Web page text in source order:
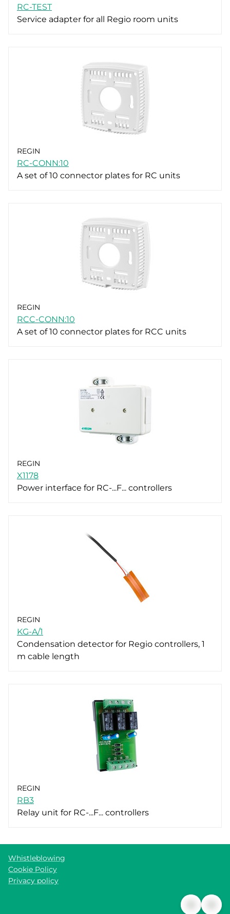
RC-TEST
Service adapter for all Regio room units
REGIN
RC-CONN:10
A set of 10 connector plates for RC units
REGIN
RCC-CONN:10
A set of 10 connector plates for RCC units
REGIN
X1178
Power interface for RC-...F... controllers
REGIN
KG-A/1
Condensation detector for Regio controllers, 1
m cable length
REGIN
RB3
Relay unit for RC-...F... controllers
Whistleblowing
Cookie Policy
Privacy policy